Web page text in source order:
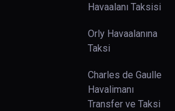
Havaalanı Taksisi
Orly Havaalanına
Taksi
Charles de Gaulle
Havalimanı
Transfer ve Taksi